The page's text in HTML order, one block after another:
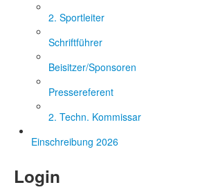
2. Sportleiter
Schriftführer
Beisitzer/Sponsoren
Pressereferent
2. Techn. Kommissar
Einschreibung 2026
Login